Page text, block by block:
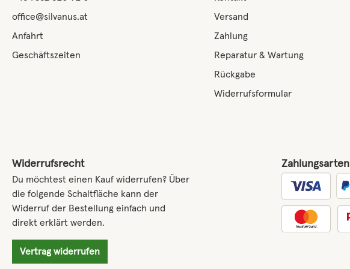
office@silvanus.at
Anfahrt
Geschäftszeiten
Versand
Zahlung
Reparatur & Wartung
Rückgabe
Widerrufsformular
Widerrufsrecht
Du möchtest einen Kauf widerrufen? Über
die folgende Schaltfläche kann der
Widerruf der Bestellung einfach und
direkt erklärt werden.
Vertrag widerrufen
Zahlungsarten